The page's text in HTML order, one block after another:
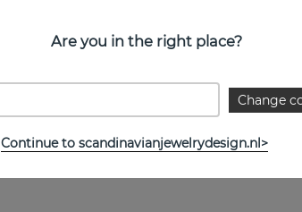
Are you in the right place?
Change
Continue to scandinavianjewelrydesign.nl>